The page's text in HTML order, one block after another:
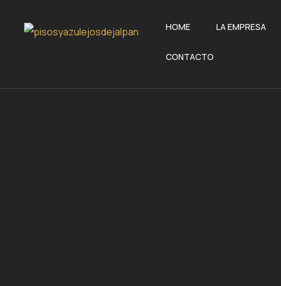
HOME LA EMPRESA
CONTACTO